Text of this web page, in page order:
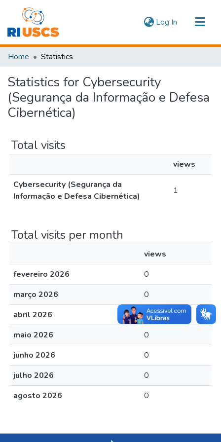
Log In (current)
Communities & Collections
Home Statistics
Statistics for Cybersecurity
(Segurança da Informação e Defesa
Cibernética)
Total visits
views
Cybersecurity (Segurança da
Informação e Defesa Cibernética)
1
Total visits per month
views
fevereiro 2026
0
março 2026
0
abril 2026
0
maio 2026
0
junho 2026
0
julho 2026
0
agosto 2026
0